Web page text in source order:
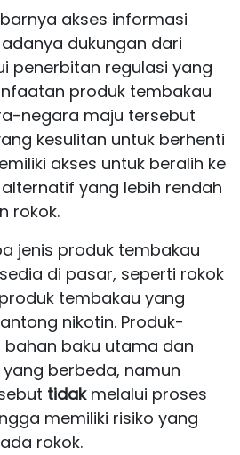
akses informasi
dukungan dari
penerbitan regulasi yang
produk tembakau
negara maju tersebut
kesulitan untuk berhenti
akses untuk beralih ke
yang lebih rendah
rokok.
jenis produk tembakau
di pasar, seperti rokok
produk tembakau yang
nikotin. Produk-
bahan baku utama dan
berbeda, namun
tidakmelalui proses
memiliki risiko yang
rokok.